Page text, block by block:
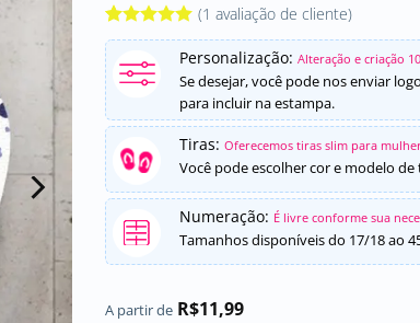
Avaliado
como
de
5, com
baseado em
1
avaliação
de cliente
(1 avaliação de cliente)
Personalização: Alteração e criação
Se desejar, você pode nos enviar
para incluir na estampa.
Tiras: Oferecemos tiras slim para
Você pode escolher cor e modelo de
Numeração: É livre conforme sua
Tamanhos disponíveis do 17/18 ao
A partir de R$11,99